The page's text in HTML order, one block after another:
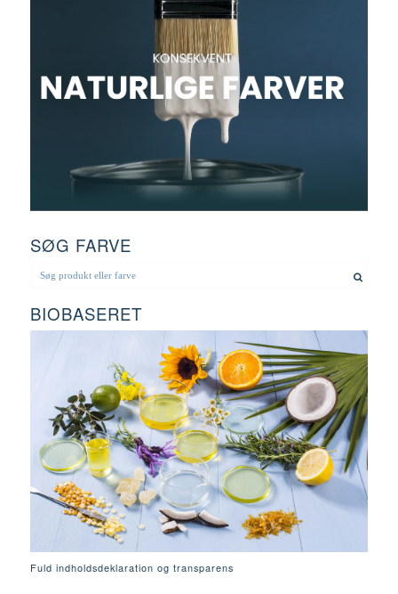
SØG FARVE
BIOBASERET
Fuld indholdsdeklaration og transparens